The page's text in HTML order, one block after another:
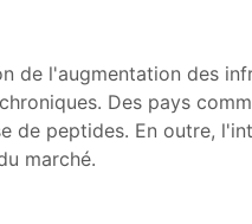
de l'augmentation des
Des pays
de peptides. En outre,
marché.